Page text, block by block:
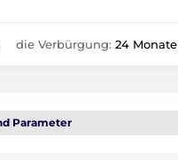
die Verbürgung: 24 Monate
Parameter